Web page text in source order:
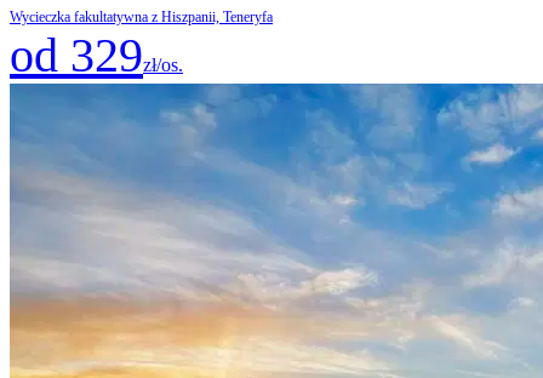
Wycieczka fakultatywna z Hiszpanii, Teneryfa
od 329zł/os.